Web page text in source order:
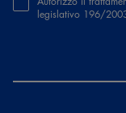
legislativo 196/